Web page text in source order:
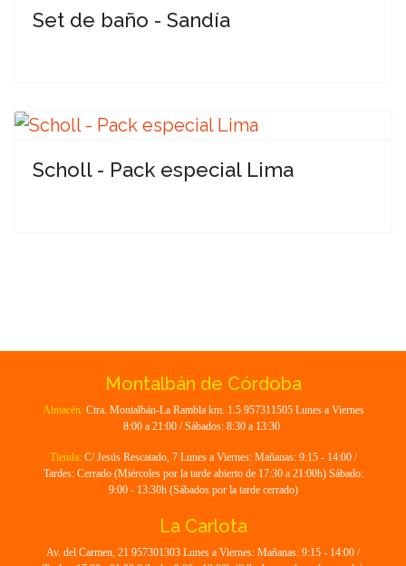
Set de baño - Sandía
Scholl - Pack especial Lima
Montalbán de Córdoba
Almacén: Ctra. Montalbán-La Rambla km. 1.5 957311505 Lunes a Viernes
8:00 a 21:00 / Sábados: 8:30 a 13:30
Tienda: C/ Jesús Rescatado, 7 Lunes a Viernes: Mañanas: 9:15 - 14:00 /
Tardes: Cerrado (Miércoles por la tarde abierto de 17:30 a 21:00h) Sábado:
9:00 - 13:30h (Sábados por la tarde cerrado)
La Carlota
Av. del Carmen, 21 957301303 Lunes a Viernes: Mañanas: 9:15 - 14:00 /